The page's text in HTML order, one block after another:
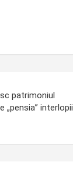
patrimoniul
interlopii